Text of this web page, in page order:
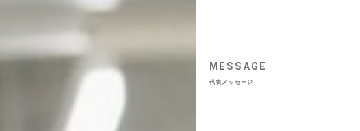
MESSAGE
代表メッセージ